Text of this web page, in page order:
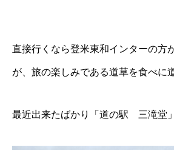
直接行くなら登米東和インターの方
が、旅の楽しみである道草を食べに
最近出来たばかり「道の駅 三滝堂